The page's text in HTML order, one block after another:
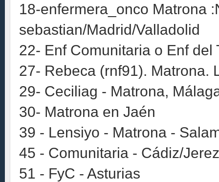
18-enfermera_onco Matrona
sebastian/Madrid/Valladolid
22- Enf Comunitaria o Enf del
27- Rebeca (rnf91). Matrona.
29- Ceciliag - Matrona,
30- Matrona en Jaén
39 - Lensiyo - Matrona -
45 - Comunitaria - Cádiz/
51 - FyC - Asturias